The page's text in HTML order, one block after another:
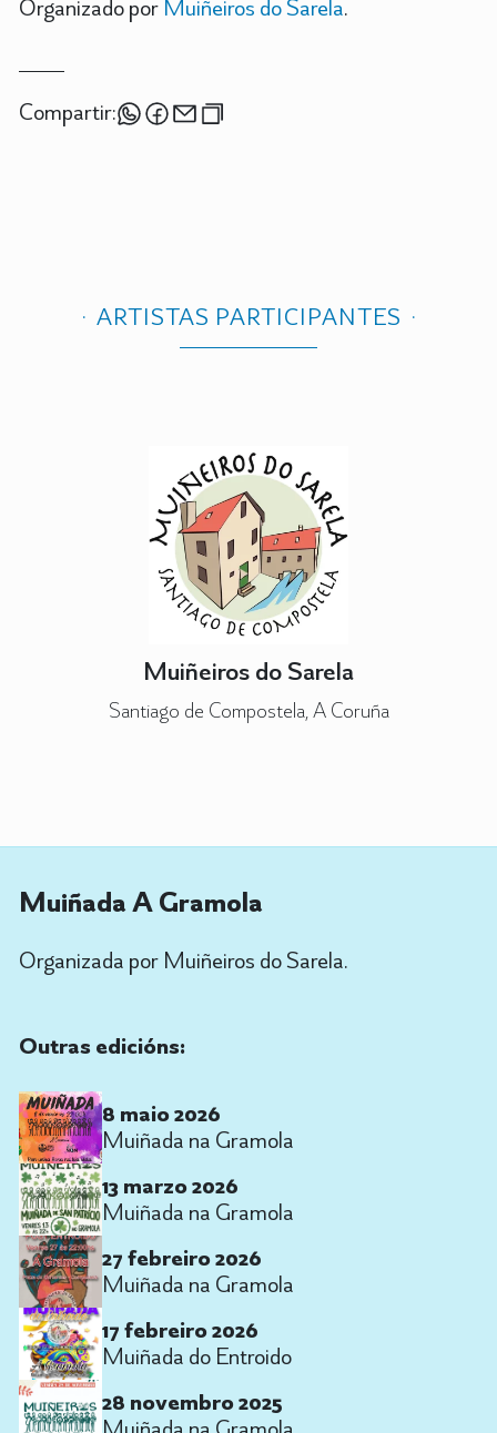
Organizado por Muiñeiros do Sarela.
Compartir:
ARTISTAS PARTICIPANTES
Muiñeiros do Sarela
Santiago de Compostela, A Coruña
Muiñada A Gramola
Organizada por Muiñeiros do Sarela.
Outras edicións:
8 maio 2026
Muiñada na Gramola
13 marzo 2026
Muiñada na Gramola
27 febreiro 2026
Muiñada na Gramola
17 febreiro 2026
Muiñada do Entroido
28 novembro 2025